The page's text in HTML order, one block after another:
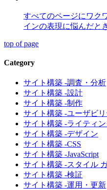
すべてのページにワク
インの表現に悩んだと
top of page
Category
サイト構築 -調査・分析
サイト構築 -設計
サイト構築 -制作
サイト構築 -ユーザビリ
サイト構築 -ライティ
サイト構築 -デザイン
サイト構築 -CSS
サイト構築 -JavaScript
サイト構築 -スタイル
サイト構築 -検証
サイト構築 -運用・更新